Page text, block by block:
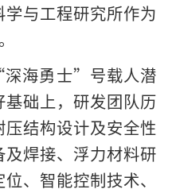
与工程研究所作为
海勇士”号载人潜
础上，研发团队历
结构设计及安全性
焊接、浮力材料研
、智能控制技术、